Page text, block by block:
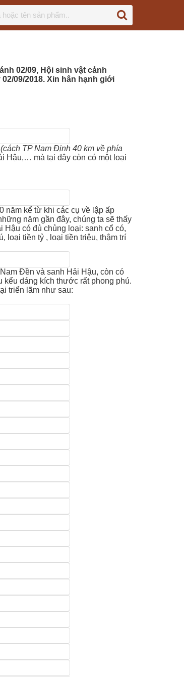
02/09, Hội sinh vật cảnh
09/2018. Xin hân hạnh giới
(cách TP Nam Định 40 km về phía
Hậu,… mà tại đây còn có một loại
kể từ khi các cụ về lập ấp
năm gần đây, chúng ta sẽ thấy
có đủ chủng loại: sanh cổ có,
loại tiền tỷ , loại tiền triệu, thậm trí
Đền và sanh Hải Hậu, còn có
dáng kích thước rất phong phú.
triển lãm như sau: